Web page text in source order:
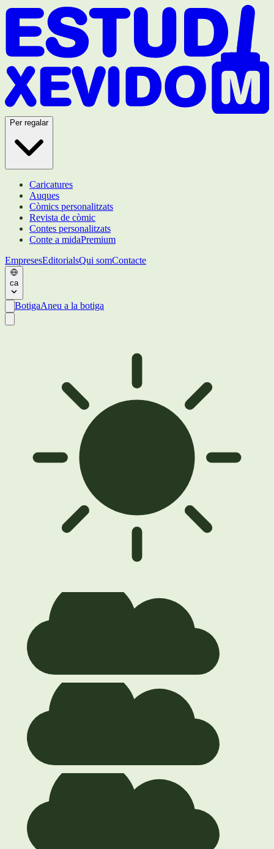
Per regalar
Caricatures
Auques
Còmics personalitzats
Revista de còmic
Contes personalitzats
Conte a midaPremium
EmpresesEditorialsQui somContacte
ca
BotigaAneu a la botiga